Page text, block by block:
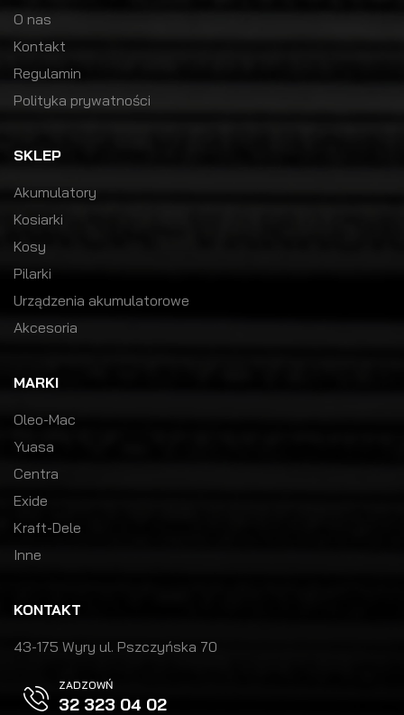
O nas
Kontakt
Regulamin
Polityka prywatności
SKLEP
Akumulatory
Kosiarki
Kosy
Pilarki
Urządzenia akumulatorowe
Akcesoria
MARKI
Oleo-Mac
Yuasa
Centra
Exide
Kraft-Dele
Inne
KONTAKT
43-175 Wyry ul. Pszczyńska 70
ZADZOWŃ
32 323 04 02